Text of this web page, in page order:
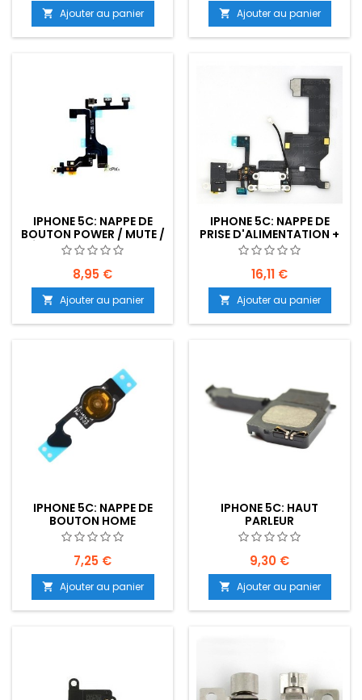
 Ajouter au panier  Ajouter au panier
IPHONE 5C: NAPPE DE
BOUTON POWER / MUTE /
RÉGLAGE DU VOLUME DU
SON
8,95 €
 Ajouter au panier
IPHONE 5C: NAPPE DE
PRISE D'ALIMENTATION +
PRISE CASQUE + ANTENNE
GSM + MICROPHONE
16,11 €
 Ajouter au panier
IPHONE 5C: NAPPE DE
BOUTON HOME
7,25 €
 Ajouter au panier
IPHONE 5C: HAUT
PARLEUR
9,30 €
 Ajouter au panier